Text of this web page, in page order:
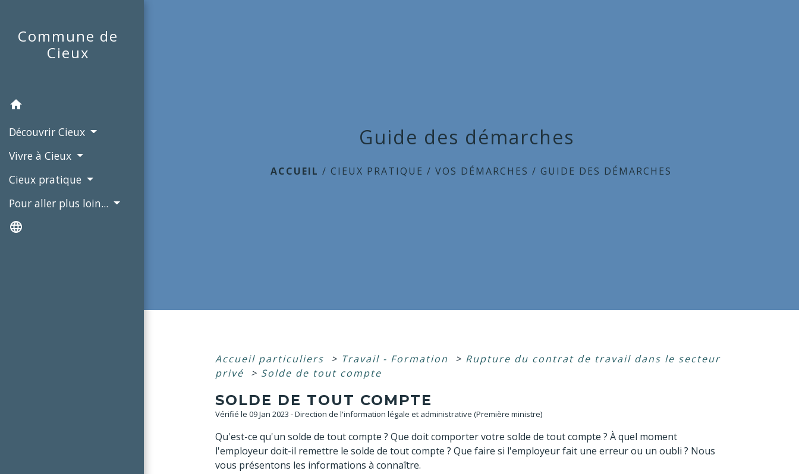
Commune de
Cieux
home
Découvrir Cieux
Vivre à Cieux
Cieux pratique
Pour aller plus loin...
language
Guide des démarches
ACCUEIL /CIEUX PRATIQUE /VOS DÉMARCHES /GUIDE DES DÉMARCHES
Accueil particuliers > Travail - Formation > Rupture du contrat de travail dans le secteur
privé
> Solde de tout compte
SOLDE DE TOUT COMPTE
Vérifié le 09 Jan 2023 - Direction de l'information légale et administrative (Première ministre)
Qu'est-ce qu'un solde de tout compte ? Que doit comporter votre solde de tout compte ? À quel moment
l'employeur doit-il remettre le solde de tout compte ? Que faire si l'employeur fait une erreur ou un oubli ? Nous
vous présentons les informations à connaître.